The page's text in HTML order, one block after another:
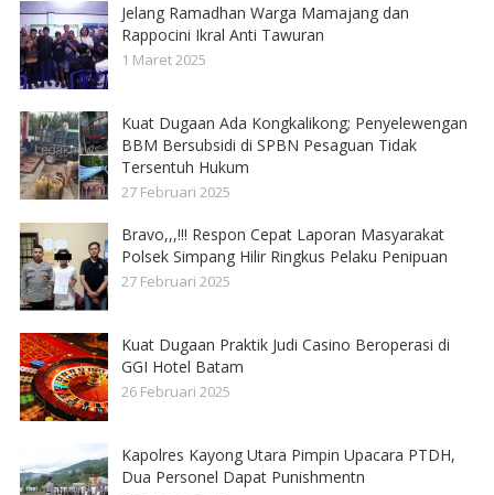
Jelang Ramadhan Warga Mamajang dan
Rappocini Ikral Anti Tawuran
1 Maret 2025
Kuat Dugaan Ada Kongkalikong; Penyelewengan
BBM Bersubsidi di SPBN Pesaguan Tidak
Tersentuh Hukum
27 Februari 2025
Bravo,,,!!! Respon Cepat Laporan Masyarakat
Polsek Simpang Hilir Ringkus Pelaku Penipuan
27 Februari 2025
Kuat Dugaan Praktik Judi Casino Beroperasi di
GGI Hotel Batam
26 Februari 2025
Kapolres Kayong Utara Pimpin Upacara PTDH,
Dua Personel Dapat Punishmentn